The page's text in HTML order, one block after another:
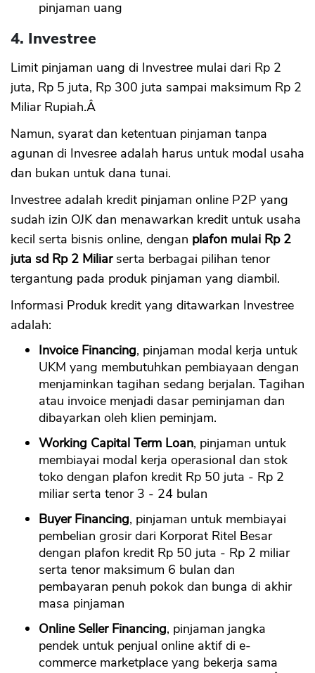
pinjaman uang
4. Investree
Limit pinjaman uang di Investree mulai dari Rp 2
juta, Rp 5 juta, Rp 300 juta sampai maksimum Rp 2
Miliar Rupiah.Â
Namun, syarat dan ketentuan pinjaman tanpa
agunan di Invesree adalah harus untuk modal usaha
dan bukan untuk dana tunai.
Investree adalah kredit pinjaman online P2P yang
sudah izin OJK dan menawarkan kredit untuk usaha
kecil serta bisnis online, dengan plafon mulai Rp 2
juta sd Rp 2 Miliarserta berbagai pilihan tenor
tergantung pada produk pinjaman yang diambil.
Informasi Produk kredit yang ditawarkan Investree
adalah:
Invoice Financing, pinjaman modal kerja untuk
UKM yang membutuhkan pembiayaan dengan
menjaminkan tagihan sedang berjalan. Tagihan
atau invoice menjadi dasar peminjaman dan
dibayarkan oleh klien peminjam.
Working Capital Term Loan, pinjaman untuk
membiayai modal kerja operasional dan stok
toko dengan plafon kredit Rp 50 juta - Rp 2
miliar serta tenor 3 - 24 bulan
Buyer Financing, pinjaman untuk membiayai
pembelian grosir dari Korporat Ritel Besar
dengan plafon kredit Rp 50 juta - Rp 2 miliar
serta tenor maksimum 6 bulan dan
pembayaran penuh pokok dan bunga di akhir
masa pinjaman
Online Seller Financing, pinjaman jangka
pendek untuk penjual online aktif di e-
commerce marketplace yang bekerja sama